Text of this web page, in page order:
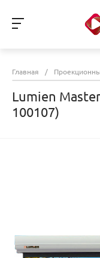
Главная /
Lumien
100107)